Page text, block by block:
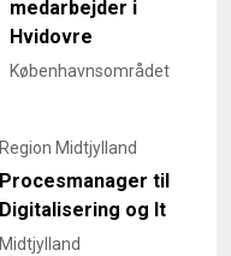
medarbejder i
Hvidovre
Københavnsområdet
Region Midtjylland
Procesmanager til
Digitalisering og It
Midtjylland